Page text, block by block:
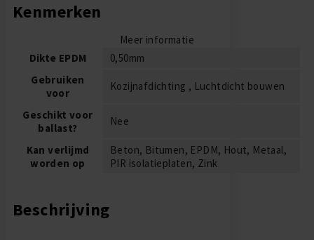
Kenmerken
Meer informatie
Dikte EPDM
0,50mm
Gebruiken
voor
Kozijnafdichting , Luchtdicht bouwen
Geschikt voor
ballast?
Nee
Kan verlijmd
worden op
Beton, Bitumen, EPDM, Hout, Metaal,
PIR isolatieplaten, Zink
Beschrijving